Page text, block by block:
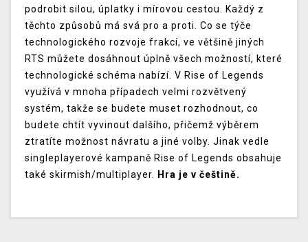
podrobit silou, úplatky i mírovou cestou. Každý z
těchto způsobů má svá pro a proti. Co se týče
technologického rozvoje frakcí, ve většině jiných
RTS můžete dosáhnout úplně všech možností, které
technologické schéma nabízí. V Rise of Legends
využívá v mnoha případech velmi rozvětvený
systém, takže se budete muset rozhodnout, co
budete chtít vyvinout dalšího, přičemž výběrem
ztratíte možnost návratu a jiné volby. Jinak vedle
singleplayerové kampaně Rise of Legends obsahuje
také skirmish/multiplayer. Hra je v češtině.